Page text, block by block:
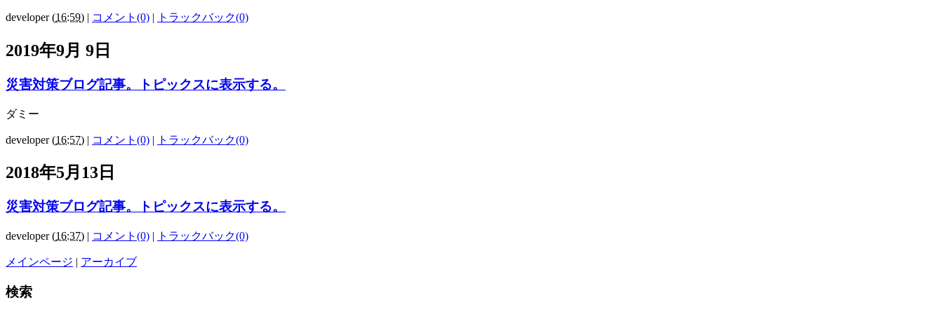
developer(16:59) | コメント(0) | トラックバック(0)
2019年9月 9日
災害対策ブログ記事。トピックスに表示する。
ダミー
developer(16:57) | コメント(0) | トラックバック(0)
2018年5月13日
災害対策ブログ記事。トピックスに表示する。
developer(16:37) | コメント(0) | トラックバック(0)
メインページ | アーカイブ
検索